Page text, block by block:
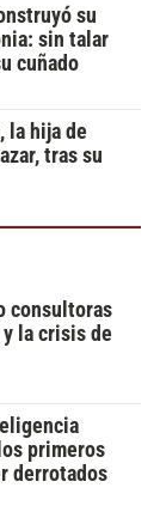
su
sin talar
cuñado
la hija de
tras su
consultoras
la crisis de
primeros
derrotados